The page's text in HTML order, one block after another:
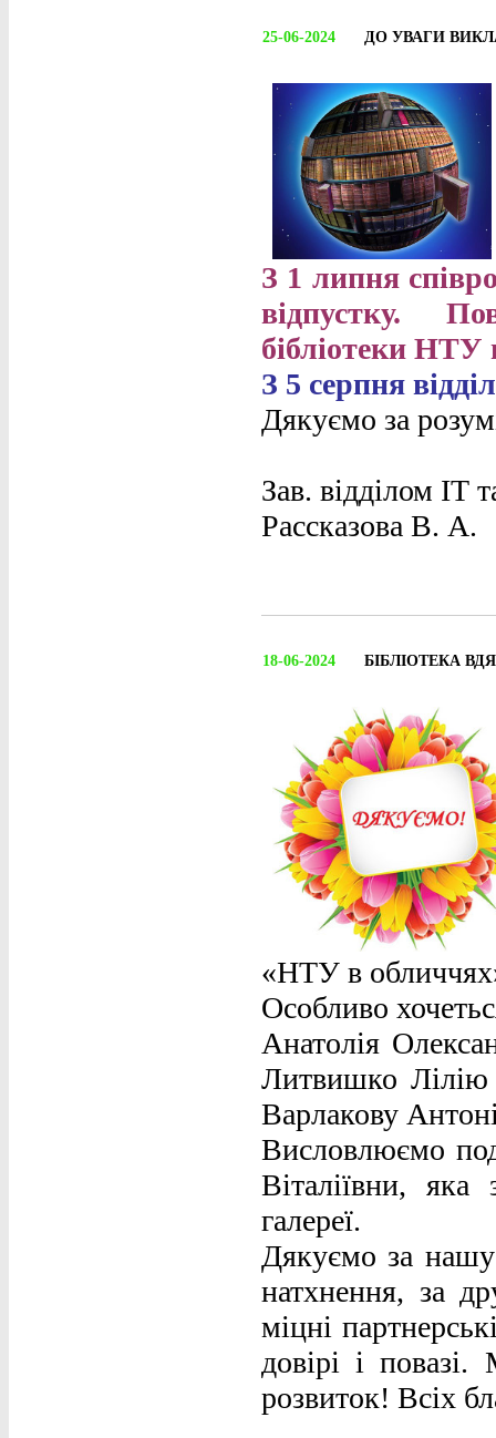
25-06-2024 ДО УВАГИ
З 1 липня
відпустку.
бібліотеки НТУ
З 5 серпня
Дякуємо за
Зав. відділом ІТ
Рассказова В. А.
18-06-2024 БІБЛІОТЕКА
«НТУ в
Особливо
Анатолія
Литвишко Лілію
Варлакову
Висловлюємо
Віталіївни,
галереї.
Дякуємо за нашу
натхнення, за
міцні
довірі і
розвиток! Всіх